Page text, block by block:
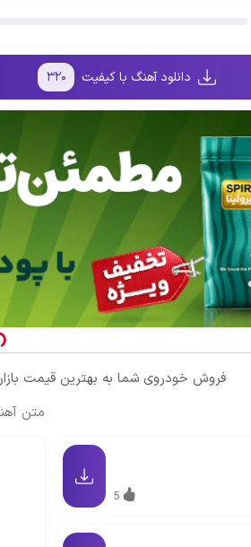
دانلود آهنگ با کیفیت ۳۲۰
فروش خودروی شما به بهترین قیمت
متن
5